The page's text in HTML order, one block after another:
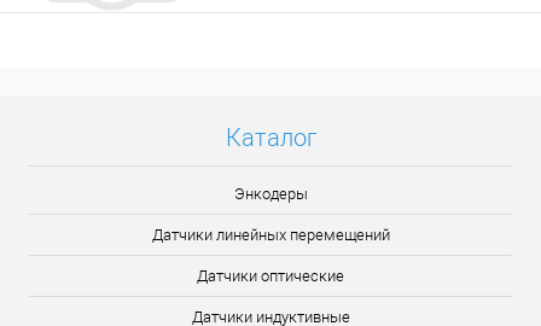
Каталог
Энкодеры
Датчики линейных перемещений
Датчики оптические
Датчики индуктивные